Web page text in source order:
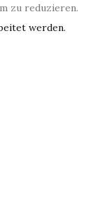
zu reduzieren.
werden.